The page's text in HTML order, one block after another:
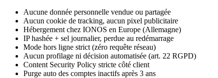
Aucune donnée personnelle vendue ou partagée
Aucun cookie de tracking, aucun pixel publicitaire
Hébergement chez IONOS en Europe (Allemagne)
IP hashée + sel journalier, perdue au redémarrage
Mode hors ligne strict (zéro requête réseau)
Aucun profilage ni décision automatisée (art. 22 RGPD)
Content Security Policy stricte côté client
Purge auto des comptes inactifs après 3 ans